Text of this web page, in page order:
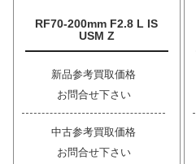
RF70-200mm F2.8 L IS
USM Z
新品参考買取価格
お問合せ下さい
中古参考買取価格
お問合せ下さい